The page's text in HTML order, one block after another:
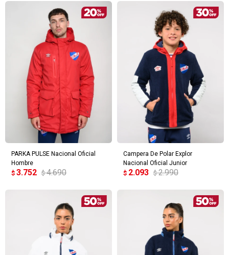
PARKA PULSE Nacional Oficial
Hombre
$ 3.752 $ 4.690
Campera De Polar Explor
Nacional Oficial Junior
$ 2.093 $ 2.990